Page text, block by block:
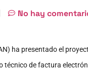
No hay
ha presentado el
de factura